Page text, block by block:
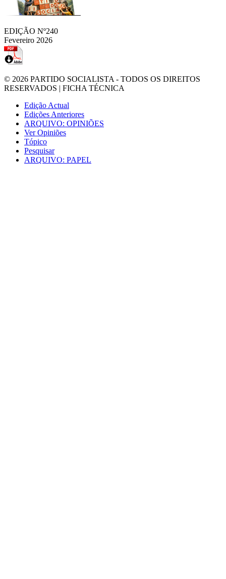
EDIÇÃO Nº240
Fevereiro 2026
© 2026 PARTIDO SOCIALISTA - TODOS OS DIREITOS
RESERVADOS | FICHA TÉCNICA
Edição Actual
Edições Anteriores
ARQUIVO: OPINIÕES
Ver Opiniões
Tópico
Pesquisar
ARQUIVO: PAPEL